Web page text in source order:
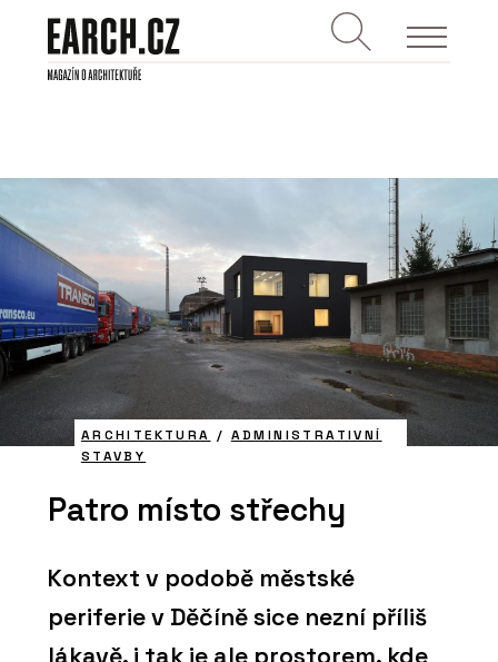
ARCHITEKTURA / ADMINISTRATIVNÍ
STAVBY
Patro místo střechy
Kontext v podobě městské
periferie v Děčíně sice nezní příliš